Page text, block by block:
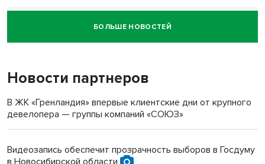
Новосибирский суд наказал водителя за смерть
пенсионерки на вокзале
«Мы живём на пастбище!»: в новосибирском селе лошади
терроризируют жителей
БОЛЬШЕ НОВОСТЕЙ
Новости партнеров
В ЖК «Гренландия» впервые клиентские дни от крупного
девелопера — группы компаний «СОЮЗ»
Видеозапись обеспечит прозрачность выборов в Госдуму